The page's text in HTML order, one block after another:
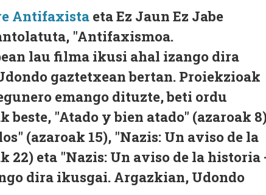
Antifaxista eta Ez Jaun Ez Jabe
"Antifaxismoa.
lau filma ikusi ahal izango dira
gaztetxean bertan. Proiekzioak
emango dituzte, beti ordu
beste, "Atado y bien atado" (azaroak
(azaroak 15), "Nazis: Un aviso de la
22) eta "Nazis: Un aviso de la historia
dira ikusgai. Argazkian, Udondo